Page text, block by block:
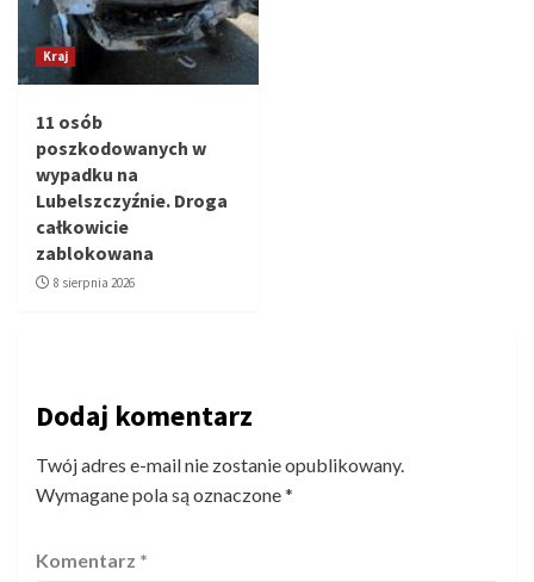
Kraj
11 osób
poszkodowanych w
wypadku na
Lubelszczyźnie. Droga
całkowicie
zablokowana
8 sierpnia 2026
Dodaj komentarz
Twój adres e-mail nie zostanie opublikowany.
Wymagane pola są oznaczone*
Komentarz *